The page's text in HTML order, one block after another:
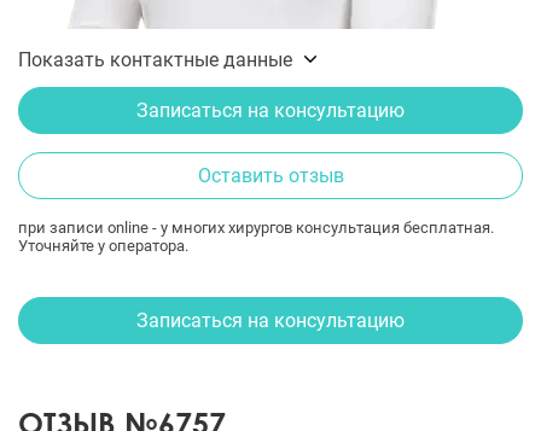
Показать контактные данные
Записаться на консультацию
Оставить отзыв
при записи online - у многих хирургов консультация бесплатная.
Уточняйте у оператора.
Записаться на консультацию
ОТЗЫВ №6757